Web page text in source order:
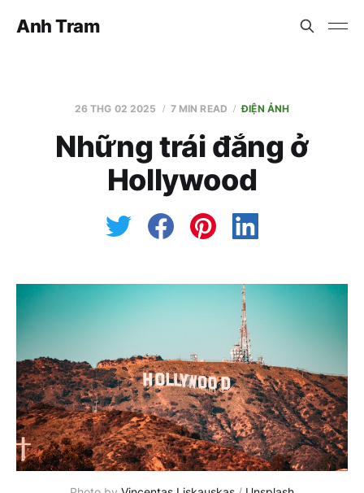
Anh Tram
26 THG 02 2025 7 MIN READ ĐIỆN ẢNH
Những trái đắng ở
Hollywood